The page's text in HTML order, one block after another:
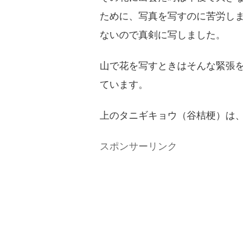
ために、写真を写すのに苦労し
ないので真剣に写しました。
山で花を写すときはそんな緊張
ています。
上のタニギキョウ（谷桔梗）は
スポンサーリンク